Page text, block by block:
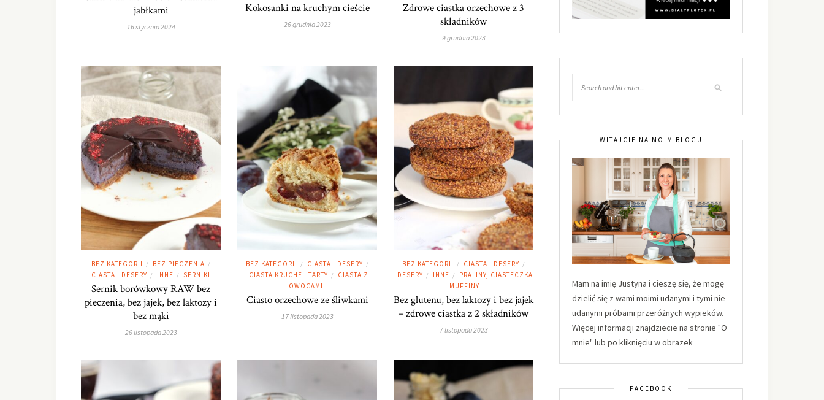
jabłkami
16 stycznia 2024
Kokosanki na kruchym cieście
26 grudnia 2023
Zdrowe ciastka orzechowe z 3
składników
9 grudnia 2023
BEZ KATEGORII / BEZ PIECZENIA /
CIASTA I DESERY / INNE / SERNIKI
Sernik borówkowy RAW bez
pieczenia, bez jajek, bez laktozy i
bez mąki
26 listopada 2023
BEZ KATEGORII / CIASTA I DESERY /
CIASTA KRUCHE I TARTY /
CIASTA Z
OWOCAMI
Ciasto orzechowe ze śliwkami
17 listopada 2023
BEZ KATEGORII / CIASTA I DESERY /
DESERY / INNE /
PRALINY, CIASTECZKA
I MUFFINY
Bez glutenu, bez laktozy i bez jajek
– zdrowe ciastka z 2 składników
7 listopada 2023
WITAJCIE NA MOIM BLOGU
Mam na imię Justyna i cieszę się, że mogę
dzielić się z wami moimi udanymi i tymi nie
udanymi próbami przeróżnych wypieków.
Więcej informacji znajdziecie na stronie "O
mnie" lub po kliknięciu w obrazek
FACEBOOK